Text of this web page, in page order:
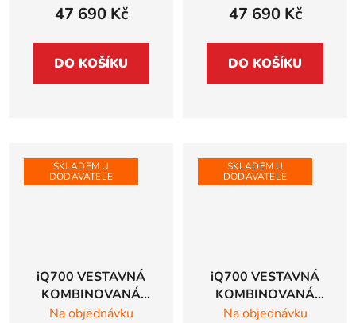
Siemens studioLine,
47 690 Kč
DO KOŠÍKU
Siemens studioLine,
47 690 Kč
DO KOŠÍKU
SKLADEM U
DODAVATELE
iQ700 VESTAVNÁ
KOMBINOVANÁ
PARNÍ TROUBA
Na objednávku
SKLADEM U
DODAVATELE
iQ700 VESTAVNÁ
KOMBINOVANÁ
PARNÍ TROUBA
Na objednávku